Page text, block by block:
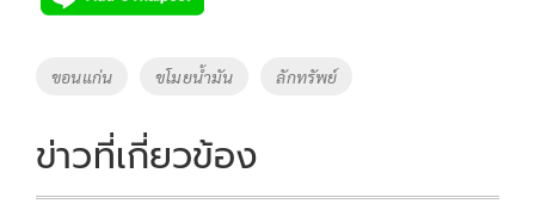
b
o
k
er y
Li
k
Tags
ขอนแก่น ขโมยน้ำมัน ลักทรัพย์
ข่าวที่เกี่ยวข้อง